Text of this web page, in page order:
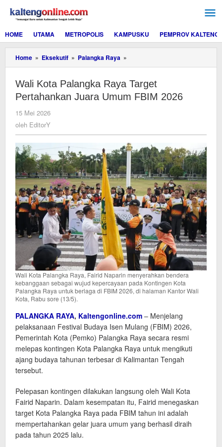
konten
HOME
UTAMA METROPOLIS KAMPUSKU PEMPROV KALTENG
Home » Eksekutif » Palangka Raya »
Kota
Raya
Target
Pertahankan
2026
Wali Kota Palangka Raya Target
Pertahankan Juara Umum FBIM 2026
15 Mei 2026
oleh EditorY
Wali Kota Palangka Raya, Fairid Naparin menyerahkan bendera
kebanggaan sebagai wujud kepercayaan pada Kontingen Kota
Palangka Raya untuk berlaga di FBIM 2026, di halaman Kantor Wali
Kota, Rabu sore (13/5).
PALANGKA RAYA, Kaltengonline.com – Menjelang
pelaksanaan Festival Budaya Isen Mulang (FBIM) 2026,
Pemerintah Kota (Pemko) Palangka Raya secara resmi
melepas kontingen Kota Palangka Raya untuk mengikuti
ajang budaya tahunan terbesar di Kalimantan Tengah
tersebut.
Pelepasan kontingen dilakukan langsung oleh Wali Kota
Fairid Naparin. Dalam kesempatan itu, Fairid menegaskan
target Kota Palangka Raya pada FBIM tahun ini adalah
mempertahankan gelar juara umum yang berhasil diraih
pada tahun 2025 lalu.